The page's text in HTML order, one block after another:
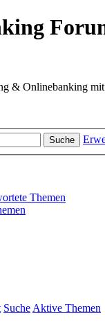
& Onlinebanking
Suche
Themen
SucheAktive Themen